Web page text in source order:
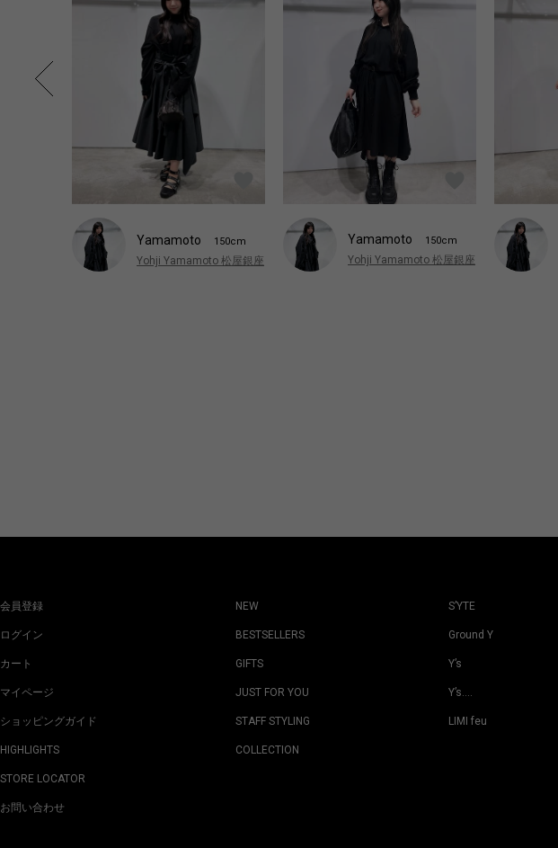
Yamamoto 150cm
Yohji Yamamoto 松屋銀座
Yamamoto 150cm
Yohji Yamamoto 松屋銀座
会員登録
ログイン
カート
マイページ
ショッピングガイド
HIGHLIGHTS
STORE LOCATOR
お問い合わせ
NEW
BESTSELLERS
GIFTS
JUST FOR YOU
STAFF STYLING
COLLECTION
S’YTE
Ground Y
Y’s
Y’s….
LIMI feu